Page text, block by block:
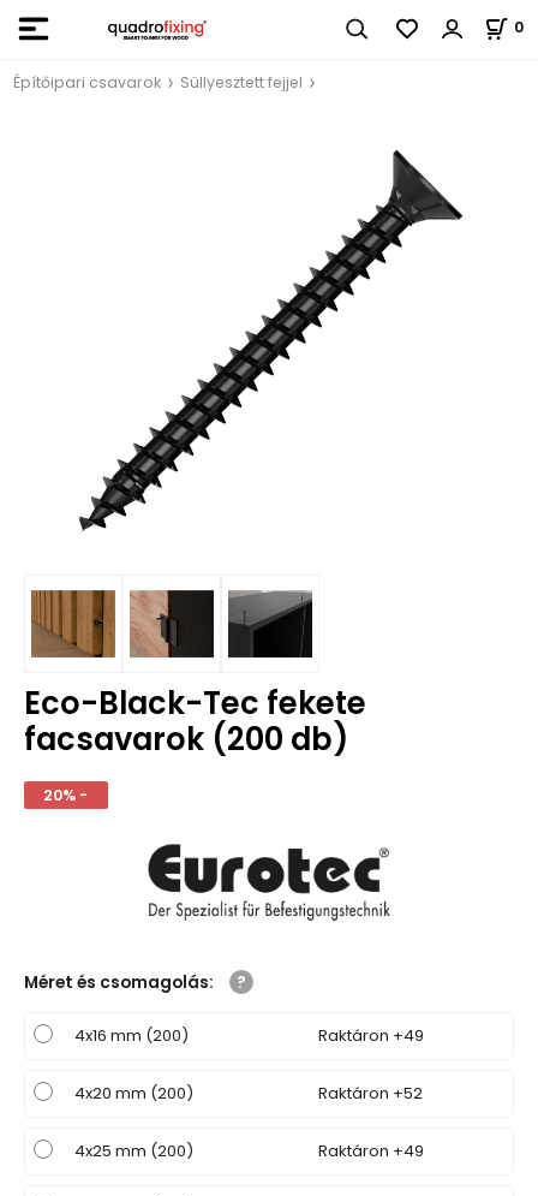
0
Építőipari csavarok Süllyesztett fejjel
Eco-Black-Tec fekete
facsavarok (200 db)
20% -
Méret és csomagolás:
4x16 mm (200) Raktáron +49
4x20 mm (200) Raktáron +52
4x25 mm (200) Raktáron +49